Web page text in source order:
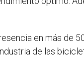
en más de
de las